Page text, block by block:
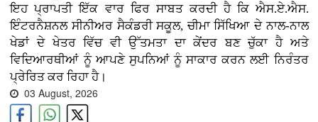
ਇਹ ਪ੍ਰਾਪਤੀ ਇੱਕ ਵਾਰ ਫਿਰ ਸਾਬਤ ਕਰਦੀ ਹੈ ਕਿ ਐਸ.ਏ.ਐਸ.
ਇੰਟਰਨੈਸ਼ਨਲ ਸੀਨੀਅਰ ਸੈਕੰਡਰੀ ਸਕੂਲ, ਚੀਮਾ ਸਿੱਖਿਆ ਦੇ ਨਾਲ-ਨਾਲ
ਖੇਡਾਂ ਦੇ ਖੇਤਰ ਵਿੱਚ ਵੀ ਉੱਤਮਤਾ ਦਾ ਕੇਂਦਰ ਬਣ ਚੁੱਕਾ ਹੈ ਅਤੇ
ਵਿਦਿਆਰਥੀਆਂ ਨੂੰ ਆਪਣੇ ਸੁਪਨਿਆਂ ਨੂੰ ਸਾਕਾਰ ਕਰਨ ਲਈ ਨਿਰੰਤਰ
ਪ੍ਰੇਰਿਤ ਕਰ ਰਿਹਾ ਹੈ।
03 August, 2026